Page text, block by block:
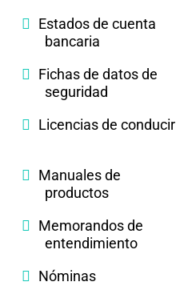
Estados de cuenta
bancaria
Fichas de datos de
seguridad
Licencias de conducir
Manuales de
productos
Memorandos de
entendimiento
Nóminas